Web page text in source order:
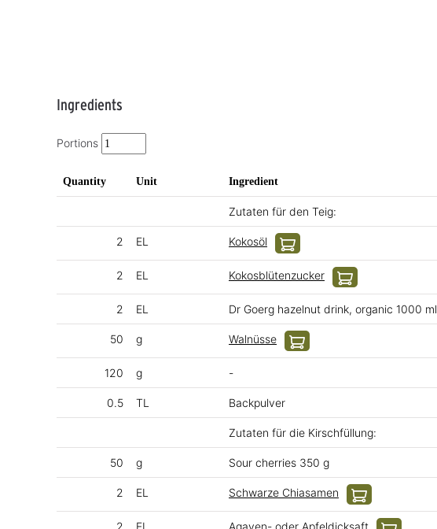
Ingredients
Portions
Quantity Unit Ingredient
Zutaten für den Teig:
2 EL Kokosöl
2 EL Kokosblütenzucker
2 EL Dr Goerg hazelnut drink, organic 1000 ml
50 g Walnüsse
120 g -
0.5 TL Backpulver
Zutaten für die Kirschfüllung:
50 g Sour cherries 350 g
2 EL Schwarze Chiasamen
2 EL Agaven- oder Apfeldicksaft